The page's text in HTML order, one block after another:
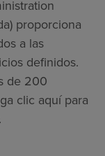
proporciona
a las
definidos.
de 200
clic aquí para